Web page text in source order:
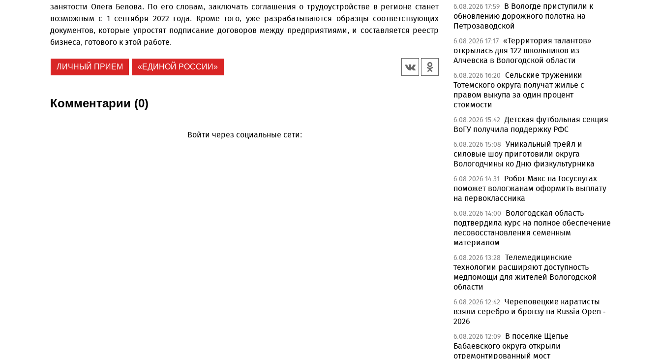
занятости Олега Белова. По его словам, заключать соглашения о трудоустройстве в регионе станет
возможным с 1 сентября 2022 года. Кроме того, уже разрабатываются образцы соответствующих
документов, которые упростят подписание договоров между предприятиями, и составляется реестр
бизнеса, готового к этой работе.
ЛИЧНЫЙ ПРИЕМ «ЕДИНОЙ РОССИИ»
Комментарии (0)
Войти через социальные сети:
6.08.2026 17:59 В Вологде приступили к
обновлению дорожного полотна на
Петрозаводской
6.08.2026 17:17 «Территория талантов»
открылась для 122 школьников из
Алчевска в Вологодской области
6.08.2026 16:20 Сельские труженики
Тотемского округа получат жилье с
правом выкупа за один процент
стоимости
6.08.2026 15:42 Детская футбольная секция
ВоГУ получила поддержку РФС
6.08.2026 15:08 Уникальный трейл и
силовые шоу приготовили округа
Вологодчины ко Дню физкультурника
6.08.2026 14:31
Робот Макс на Госуслугах
поможет вологжанам оформить выплату
на первоклассника
6.08.2026 14:00
Вологодская область
подтвердила курс на полное обеспечение
лесовосстановления семенным
материалом
6.08.2026 13:28 Телемедицинские
технологии расширяют доступность
медпомощи для жителей Вологодской
области
6.08.2026 12:42 Череповецкие каратисты
взяли серебро и бронзу на Russia Open -
2026
6.08.2026 12:09 В поселке Щепье
Бабаевского округа открыли
отремонтированный мост